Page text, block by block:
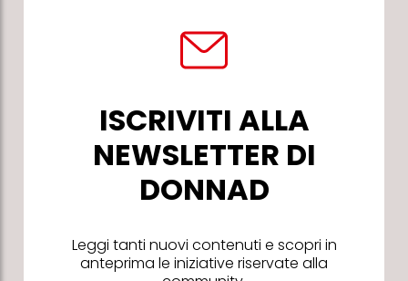
ISCRIVITI ALLA
NEWSLETTER DI
DONNAD
Leggi tanti nuovi contenuti e scopri in
anteprima le iniziative riservate alla